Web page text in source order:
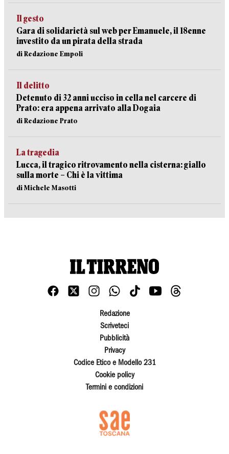
Il gesto
Gara di solidarietà sul web per Emanuele, il 18enne
investito da un pirata della strada
di Redazione Empoli
Il delitto
Detenuto di 32 anni ucciso in cella nel carcere di
Prato: era appena arrivato alla Dogaia
di Redazione Prato
La tragedia
Lucca, il tragico ritrovamento nella cisterna: giallo
sulla morte – Chi è la vittima
di Michele Masotti
Redazione
Scriveteci
Pubblicità
Privacy
Codice Etico e Modello 231
Cookie policy
Termini e condizioni